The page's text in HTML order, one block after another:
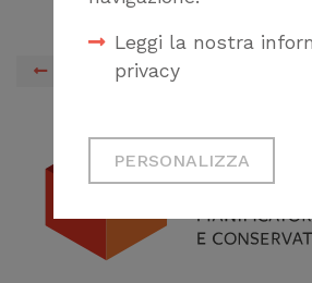
Leggi la nostra
privacy
Cookie tecnici
Necessari per
correttamente del
PERSONALIZZA
PREVIOUS